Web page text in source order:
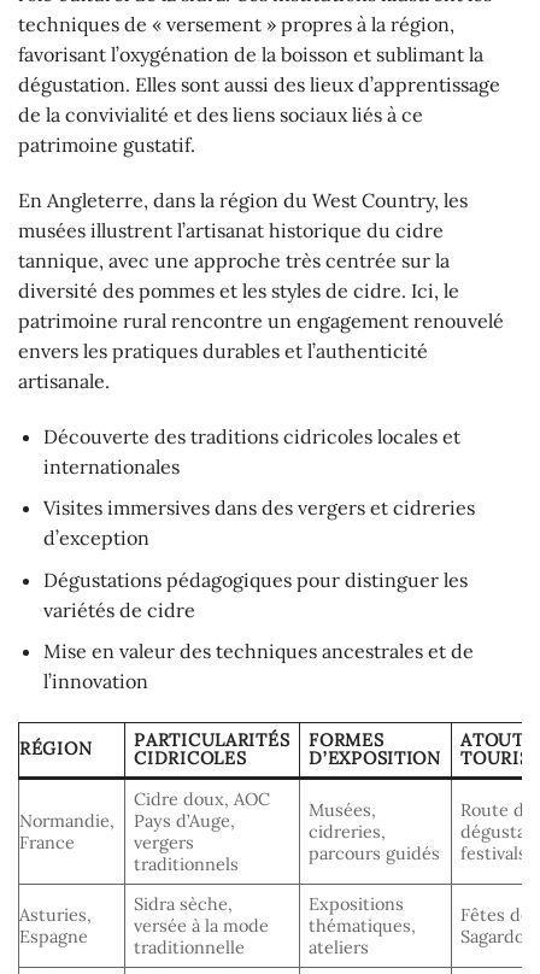
techniques de « versement » propres à la région,
favorisant l’oxygénation de la boisson et sublimant la
dégustation. Elles sont aussi des lieux d’apprentissage
de la convivialité et des liens sociaux liés à ce
patrimoine gustatif.
En Angleterre, dans la région du West Country, les
musées illustrent l’artisanat historique du cidre
tannique, avec une approche très centrée sur la
diversité des pommes et les styles de cidre. Ici, le
patrimoine rural rencontre un engagement renouvelé
envers les pratiques durables et l’authenticité
artisanale.
Découverte des traditions cidricoles locales et
internationales
Visites immersives dans des vergers et cidreries
d’exception
Dégustations pédagogiques pour distinguer les
variétés de cidre
Mise en valeur des techniques ancestrales et de
l’innovation
RÉGION
PARTICULARITÉS
CIDRICOLES
FORMES
D’EXPOSITION
ATOUTS
Normandie,
France
Cidre doux, AOC
Pays d’Auge,
vergers
traditionnels
Musées,
cidreries,
parcours guidés
Route
festivals
Asturies,
Espagne
Sidra sèche,
versée à la mode
traditionnelle
Expositions
thématiques,
ateliers
Fêtes de